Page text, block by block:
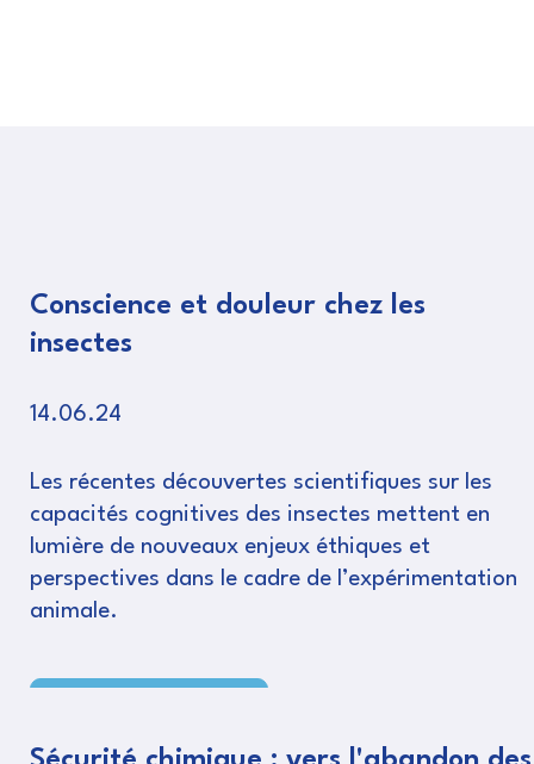
Conscience et douleur chez les
insectes
14.06.24
Les récentes découvertes scientifiques sur les
capacités cognitives des insectes mettent en
lumière de nouveaux enjeux éthiques et
perspectives dans le cadre de l’expérimentation
animale.